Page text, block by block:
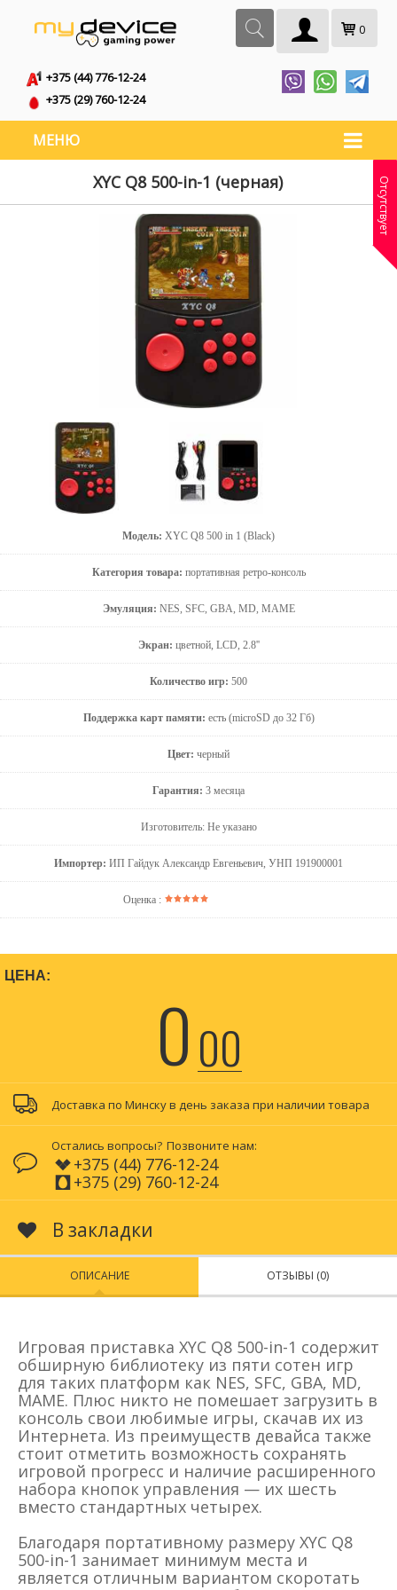
0
+375 (44) 776-12-24
+375 (29) 760-12-24
МЕНЮ
XYC Q8 500-in-1 (черная)
Модель: XYC Q8 500 in 1 (Black)
Категория товара: портативная ретро-консоль
Эмуляция: NES, SFC, GBA, MD, MAME
Экран: цветной, LCD, 2.8''
Количество игр: 500
Поддержка карт памяти: есть (microSD до 32 Гб)
Цвет: черный
Гарантия: 3 месяца
Изготовитель: Не указано
Импортер: ИП Гайдук Александр Евгеньевич, УНП 191900001
Оценка :
Отсутствует
ЦЕНА:
000
Доставка по Минску в день заказа при наличии товара
Остались вопросы? Позвоните нам:
+375 (44) 776-12-24
+375 (29) 760-12-24
В закладки
ОПИСАНИЕ ОТЗЫВЫ (0)
Игровая приставка XYC Q8 500-in-1 содержит
обширную библиотеку из пяти сотен игр
для таких платформ как NES, SFC, GBA, MD,
MAME. Плюс никто не помешает загрузить в
консоль свои любимые игры, скачав их из
Интернета. Из преимуществ девайса также
стоит отметить возможность сохранять
игровой прогресс и наличие расширенного
набора кнопок управления — их шесть
вместо стандартных четырех.
Благодаря портативному размеру XYC Q8
500-in-1 занимает минимум места и
является отличным вариантом скоротать